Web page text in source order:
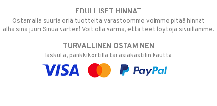
EDULLISET HINNAT
Ostamalla suuria eriä tuotteita varastoomme voimme pitää hinnat
alhaisina juuri Sinua varten! Voit olla varma, että teet löytöjä sivuillamme.
TURVALLINEN OSTAMINEN
laskulla, pankkikortilla tai asiakastilin kautta